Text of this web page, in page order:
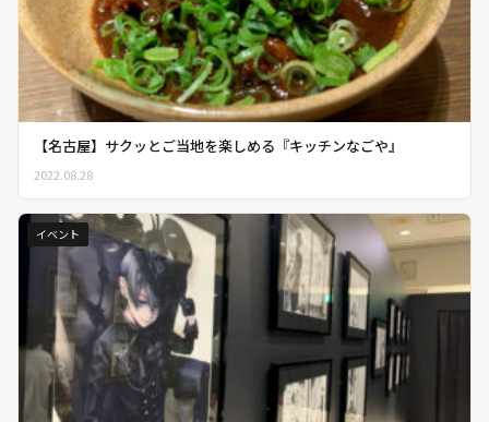
【名古屋】サクッとご当地を楽しめる『キッチンなごや』
2022.08.28
イベント